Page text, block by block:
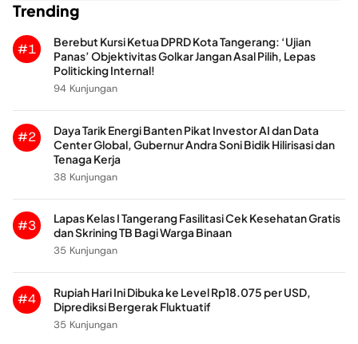
Trending
#1
Berebut Kursi Ketua DPRD Kota Tangerang: ‘Ujian
Panas’ Objektivitas Golkar Jangan Asal Pilih, Lepas
Politicking Internal!
94 Kunjungan
#2
Daya Tarik Energi Banten Pikat Investor AI dan Data
Center Global, Gubernur Andra Soni Bidik Hilirisasi dan
Tenaga Kerja
38 Kunjungan
#3
Lapas Kelas I Tangerang Fasilitasi Cek Kesehatan Gratis
dan Skrining TB Bagi Warga Binaan
35 Kunjungan
#4
Rupiah Hari Ini Dibuka ke Level Rp18.075 per USD,
Diprediksi Bergerak Fluktuatif
35 Kunjungan